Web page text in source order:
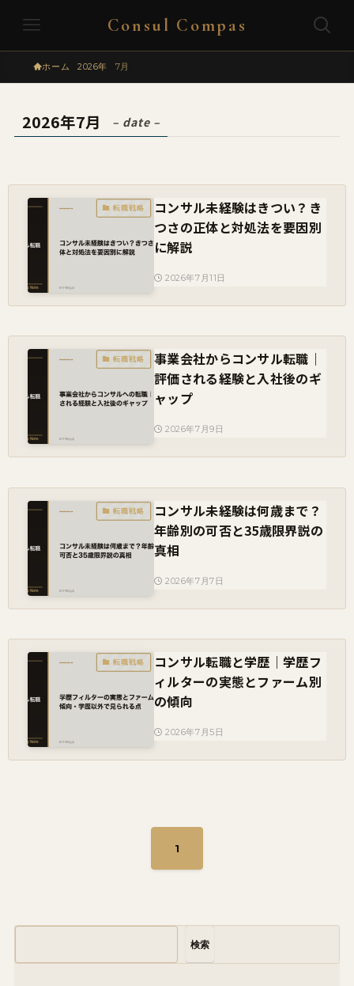
Consul Compas
ホーム 2026年 7月
2026年7月 – date –
転職戦略
コンサル未経験はきつい？き
つさの正体と対処法を要因別
に解説
2026年7月11日
転職戦略
事業会社からコンサル転職｜
評価される経験と入社後のギ
ャップ
2026年7月9日
転職戦略
コンサル未経験は何歳まで？
年齢別の可否と35歳限界説の
真相
2026年7月7日
転職戦略
コンサル転職と学歴｜学歴フ
ィルターの実態とファーム別
の傾向
2026年7月5日
1
検索